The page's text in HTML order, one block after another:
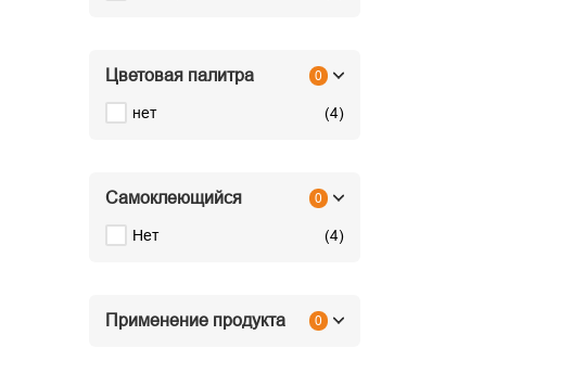
Цветовая палитра 0
нет (4)
Самоклеющийся 0
Нет (4)
Применение продукта 0